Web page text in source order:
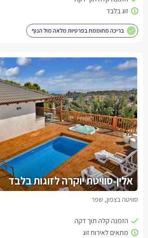
בריכה מחוממת בפרטיות מלאה מול הנוף
אלין-סוויטת יוקרה לזוגות בלבד
סוויטה בצפון, שפר